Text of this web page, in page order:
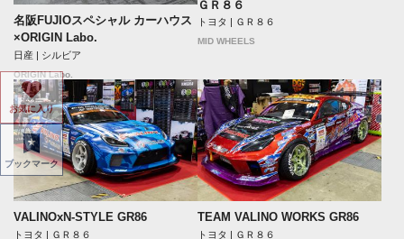
名阪FUJIOスペシャル カーハウス
×ORIGIN Labo.
日産 | シルビア
ORIGIN Labo.
ＧＲ８６
トヨタ | ＧＲ８６
MID WHEELS
VALINOxN-STYLE GR86
トヨタ | ＧＲ８６
TEAM VALINO WORKS GR86
トヨタ | ＧＲ８６
お気に入り
ブックマーク